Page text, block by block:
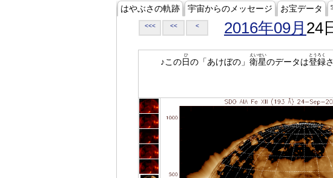
はやぶさの軌跡 宇宙からのメッセージ お宝データ
<<< << < 2016年09月 24
♪この日
ひ
の「あけぼの」 衛星
えいせい
のデータは登録
とうろく